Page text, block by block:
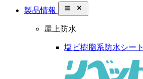
製品情報 close_small
屋上防水
塩ビ樹脂系防水シート